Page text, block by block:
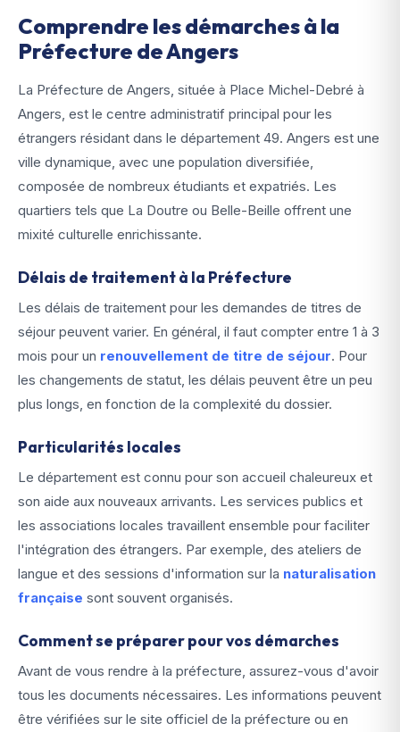
Comprendre les démarches à la
Préfecture de Angers
La Préfecture de Angers, située à Place Michel-Debré à
Angers, est le centre administratif principal pour les
étrangers résidant dans le département 49. Angers est une
ville dynamique, avec une population diversifiée,
composée de nombreux étudiants et expatriés. Les
quartiers tels que La Doutre ou Belle-Beille offrent une
mixité culturelle enrichissante.
Délais de traitement à la Préfecture
Les délais de traitement pour les demandes de titres de
séjour peuvent varier. En général, il faut compter entre 1 à 3
mois pour un renouvellement de titre de séjour. Pour
les changements de statut, les délais peuvent être un peu
plus longs, en fonction de la complexité du dossier.
Particularités locales
Le département est connu pour son accueil chaleureux et
son aide aux nouveaux arrivants. Les services publics et
les associations locales travaillent ensemble pour faciliter
l'intégration des étrangers. Par exemple, des ateliers de
langue et des sessions d'information sur la naturalisation
française sont souvent organisés.
Comment se préparer pour vos démarches
Avant de vous rendre à la préfecture, assurez-vous d'avoir
tous les documents nécessaires. Les informations peuvent
être vérifiées sur le site officiel de la préfecture ou en